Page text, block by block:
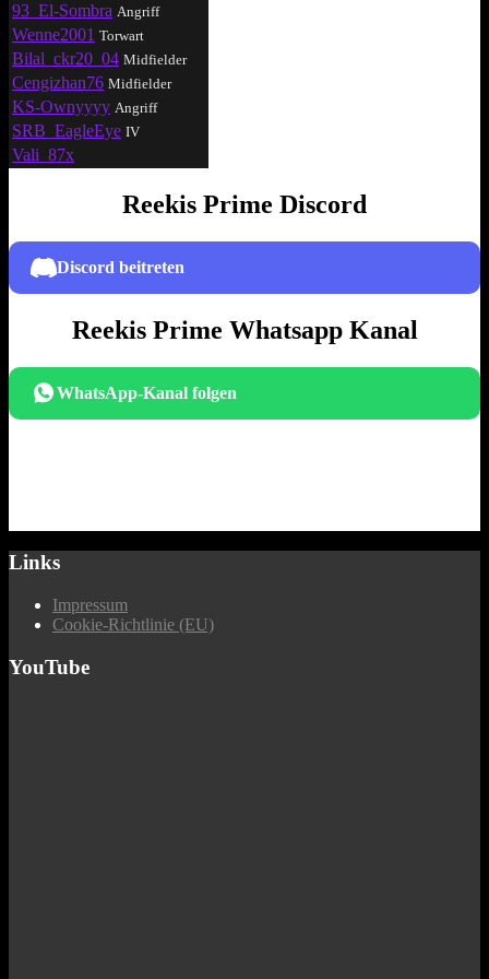
93_El-Sombra Angriff
Wenne2001 Torwart
Bilal_ckr20_04 Midfielder
Cengizhan76 Midfielder
KS-Ownyyyy Angriff
SRB_EagleEye IV
Vali_87x
Reekis Prime Discord
Discord beitreten
Reekis Prime Whatsapp Kanal
WhatsApp-Kanal folgen
Links
Impressum
Cookie-Richtlinie (EU)
YouTube